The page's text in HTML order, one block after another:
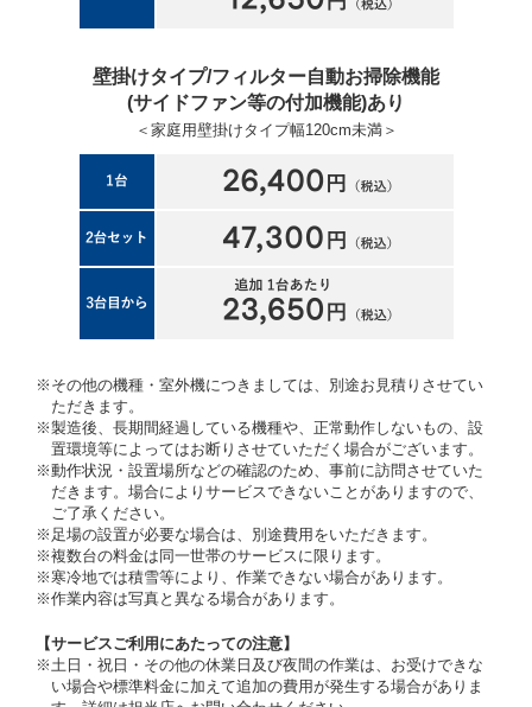
壁掛けタイプ/フィルター自動お掃除機能
(サイドファン等の付加機能)あり
＜家庭用壁掛けタイプ幅120cm未満＞
※その他の機種・室外機につきましては、別途お見積りさせてい
ただきます。
※製造後、長期間経過している機種や、正常動作しないもの、設
置環境等によってはお断りさせていただく場合がございます。
※動作状況・設置場所などの確認のため、事前に訪問させていた
だきます。場合によりサービスできないことがありますので、
ご了承ください。
※足場の設置が必要な場合は、別途費用をいただきます。
※複数台の料金は同一世帯のサービスに限ります。
※寒冷地では積雪等により、作業できない場合があります。
※作業内容は写真と異なる場合があります。
【サービスご利用にあたっての注意】
※土日・祝日・その他の休業日及び夜間の作業は、お受けできな
い場合や標準料金に加えて追加の費用が発生する場合がありま